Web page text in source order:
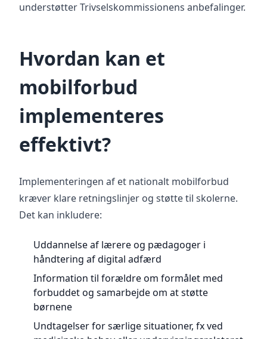
understøtter Trivselskommissionens anbefalinger.
Hvordan kan et
mobilforbud
implementeres
effektivt?
Implementeringen af et nationalt mobilforbud
kræver klare retningslinjer og støtte til skolerne.
Det kan inkludere:
Uddannelse af lærere og pædagoger i
håndtering af digital adfærd
Information til forældre om formålet med
forbuddet og samarbejde om at støtte
børnene
Undtagelser for særlige situationer, fx ved